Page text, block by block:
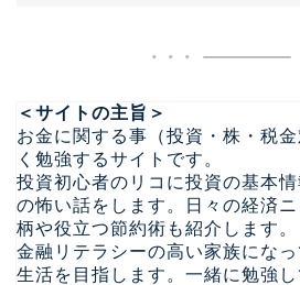
＜サイトの主旨＞
お金に関する事（投資・株・税
く勉強するサイトです。
投資初心者のリコに投資の基本
の怖い話をします。日々の経済
柄や役立つ節約術も紹介します。
金融リテラシーの高い家族にな
生活を目指します。一緒に勉強